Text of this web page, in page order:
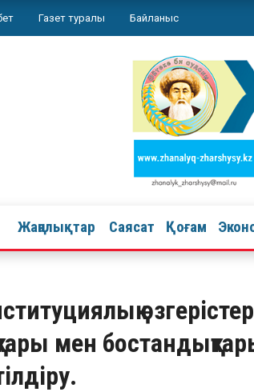
Газет туралы Байланыс
Жаңалықтар Саясат Қоғам
мен